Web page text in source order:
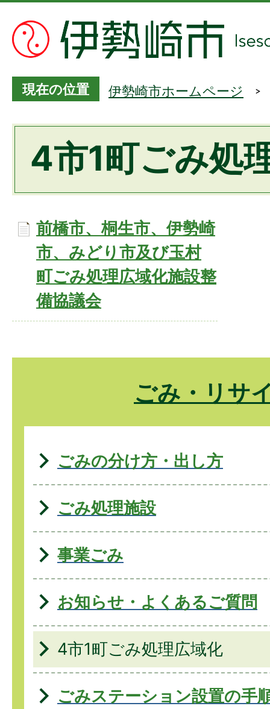
現在の位置 伊勢崎市ホームページ
4市1町ごみ処
前橋市、桐生市、伊勢崎
市、みどり市及び玉村
町ごみ処理広域化施設整
備協議会
ごみ・リサ
ごみの分け方・出し方
ごみ処理施設
事業ごみ
お知らせ・よくあるご質問
4市1町ごみ処理広域化
ごみステーション設置の手